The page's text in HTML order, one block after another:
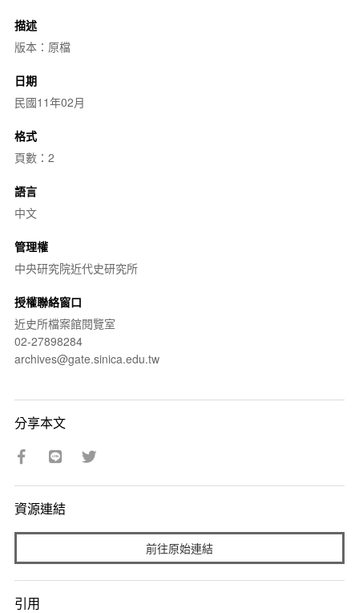
描述
版本：原檔
日期
民國11年02月
格式
頁數：2
語言
中文
管理權
中央研究院近代史研究所
授權聯絡窗口
近史所檔案館閱覽室
02-27898284
archives@gate.sinica.edu.tw
分享本文
資源連結
前往原始連結
引用